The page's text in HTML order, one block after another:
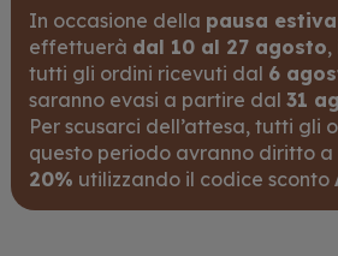
In occasione della pausa estiva
effettuerà dal 10 al 27 agosto,
tutti gli ordini ricevuti dal 6
saranno evasi a partire dal 31
Per scusarci dell’attesa, tutti gli
questo periodo avranno diritto a
20% utilizzando il codice sconto